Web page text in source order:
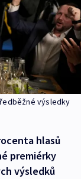
výsledky
hlasů
premiérky
výsledků